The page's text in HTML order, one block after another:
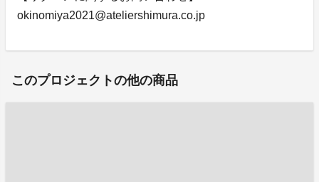
okinomiya2021@ateliershimura.co.jp
このプロジェクトの他の商品